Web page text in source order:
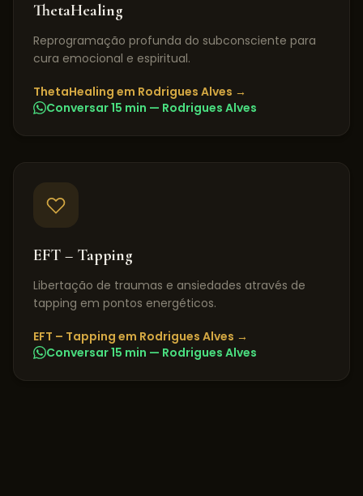
ThetaHealing
Reprogramação profunda do subconsciente para
cura emocional e espiritual.
ThetaHealing em Rodrigues Alves →
Conversar 15 min — Rodrigues Alves
EFT – Tapping
Libertação de traumas e ansiedades através de
tapping em pontos energéticos.
EFT – Tapping em Rodrigues Alves →
Conversar 15 min — Rodrigues Alves